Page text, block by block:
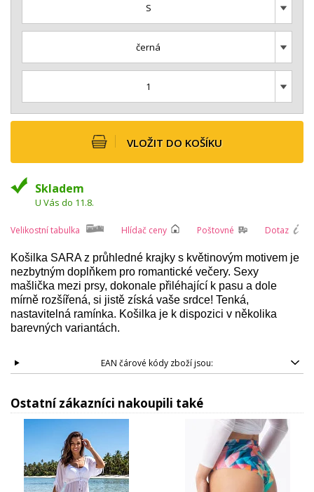
S
černá
1
VLOŽIT DO KOŠÍKU
Skladem
U Vás do 11.8.
Velikostní tabulka Hlídač ceny Poštovné Dotaz
Košilka SARA z průhledné krajky s květinovým motivem je
nezbytným doplňkem pro romantické večery. Sexy
mašlička mezi prsy, dokonale přiléhající k pasu a dole
mírně rozšířená, si jistě získá vaše srdce! Tenká,
nastavitelná ramínka. Košilka je k dispozici v několika
barevných variantách.
EAN čárové kódy zboží jsou:
Ostatní zákazníci nakoupili také